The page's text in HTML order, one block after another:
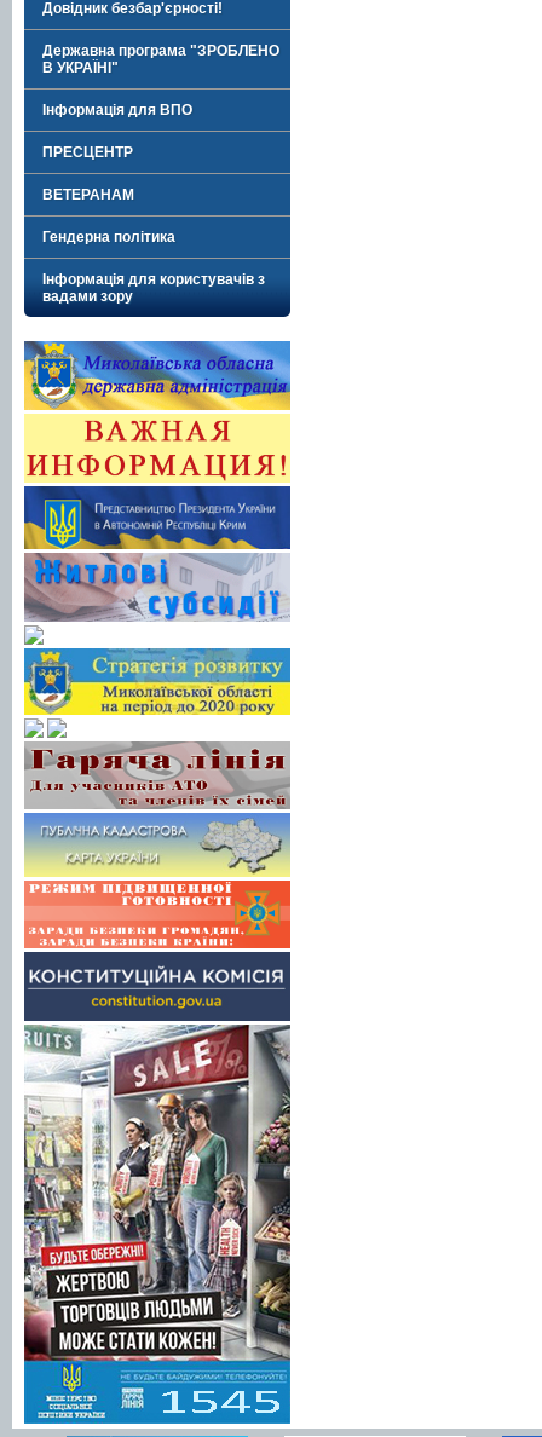
Довідник безбар'єрності!
Державна програма "ЗРОБЛЕНО
В УКРАЇНІ"
Інформація для ВПО
ПРЕСЦЕНТР
ВЕТЕРАНАМ
Гендерна політика
Інформація для користувачів з
вадами зору